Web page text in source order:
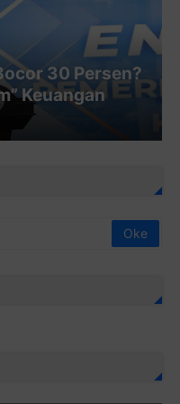
30 Persen?
Keuangan